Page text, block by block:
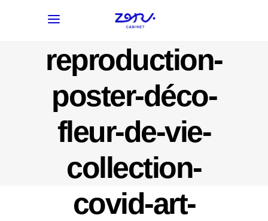
reproduction-
poster-déco-
fleur-de-vie-
collection-
covid-art-